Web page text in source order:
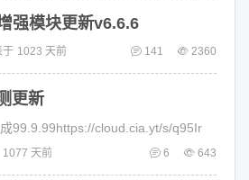
强模块更新v6.6.6
于 1023 天前 141 2360
更新
99.9.99https://cloud.cia.yt/s/q95Ir
1077 天前 6 643